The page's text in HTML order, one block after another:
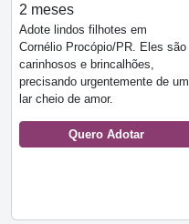
2 meses
Adote lindos filhotes em
Cornélio Procópio/PR. Eles são
carinhosos e brincalhões,
precisando urgentemente de um
lar cheio de amor.
Quero Adotar